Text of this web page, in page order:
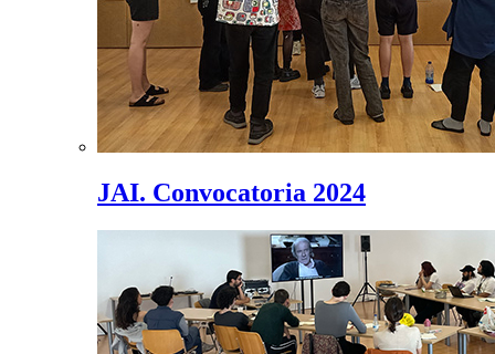
JAI. Convocatoria 2024